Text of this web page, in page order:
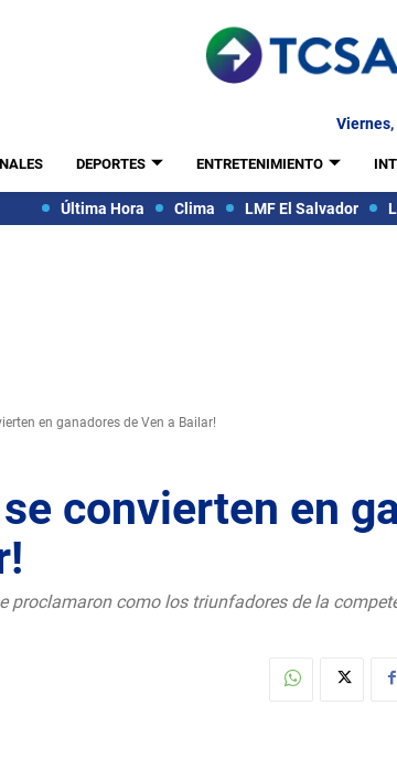
Viernes,
DEPORTES ENTRETENIMIENTO
Última Hora Clima LMF El Salvador
en ganadores de Ven a Bailar!
se convierten en
proclamaron como los triunfadores de la